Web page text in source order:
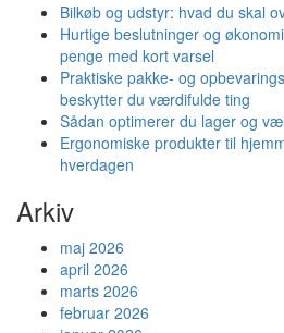
Bilkøb og udstyr: hvad du skal
Hurtige beslutninger og
penge med kort varsel
Praktiske pakke- og
beskytter du værdifulde ting
Sådan optimerer du lager og
Ergonomiske produkter til
hverdagen
Arkiv
maj 2026
april 2026
marts 2026
februar 2026